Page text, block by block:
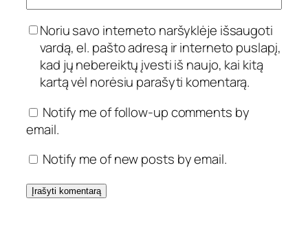
Noriu savo interneto naršyklėje išsaugoti
vardą, el. pašto adresą ir interneto puslapį,
kad jų nebereiktų įvesti iš naujo, kai kitą
kartą vėl norėsiu parašyti komentarą.
Notify me of follow-up comments by
email.
Notify me of new posts by email.